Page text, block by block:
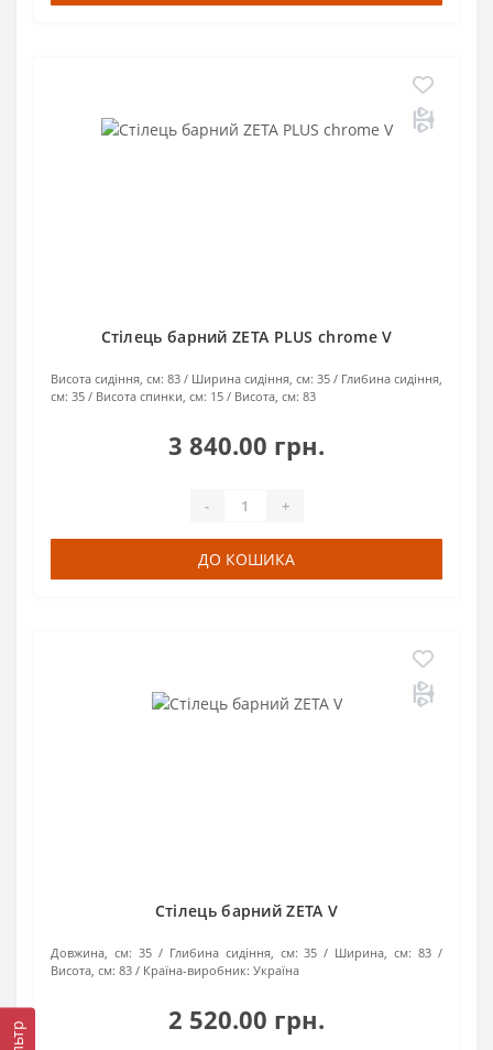
Стілець барний ZETA PLUS chrome V
Висота сидіння, см: 83 Ширина сидіння, см: 35
Глибина сидіння,
см: 35 Висота спинки, см: 15 Висота, см: 83
3 840.00 грн.
- +
ДО КОШИКА
Стілець барний ZETA V
Довжина, см: 35 Глибина сидіння, см: 35 Ширина, см: 83
Висота, см: 83 Країна-виробник: Україна
2 520.00 грн.